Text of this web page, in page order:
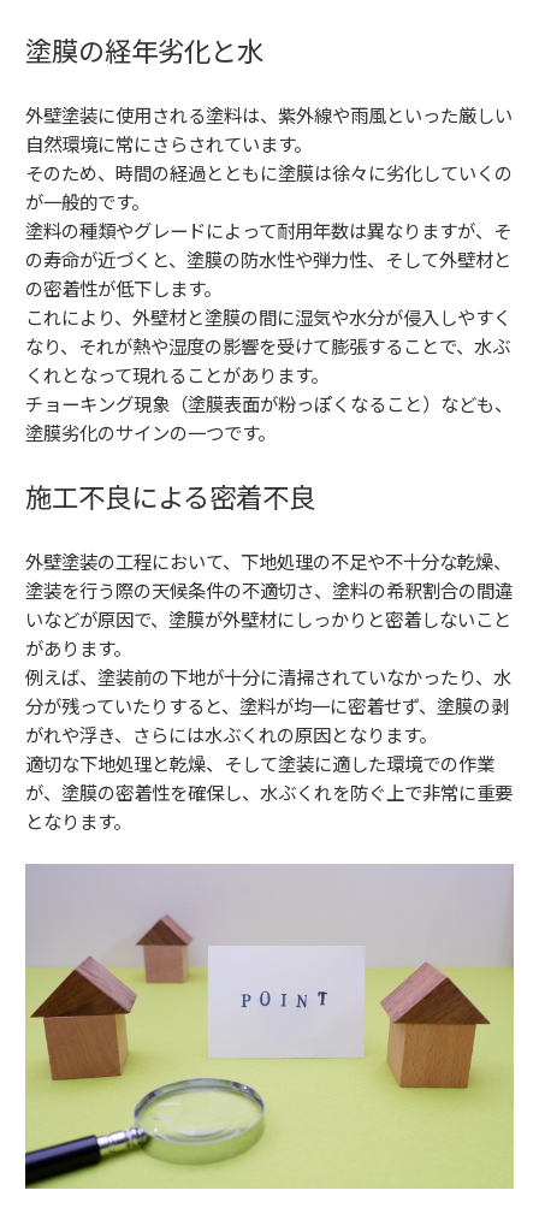
塗膜の経年劣化と水
外壁塗装に使用される塗料は、紫外線や雨風といった厳しい
自然環境に常にさらされています。
そのため、時間の経過とともに塗膜は徐々に劣化していくの
が一般的です。
塗料の種類やグレードによって耐用年数は異なりますが、そ
の寿命が近づくと、塗膜の防水性や弾力性、そして外壁材と
の密着性が低下します。
これにより、外壁材と塗膜の間に湿気や水分が侵入しやすく
なり、それが熱や湿度の影響を受けて膨張することで、水ぶ
くれとなって現れることがあります。
チョーキング現象（塗膜表面が粉っぽくなること）なども、
塗膜劣化のサインの一つです。
施工不良による密着不良
外壁塗装の工程において、下地処理の不足や不十分な乾燥、
塗装を行う際の天候条件の不適切さ、塗料の希釈割合の間違
いなどが原因で、塗膜が外壁材にしっかりと密着しないこと
があります。
例えば、塗装前の下地が十分に清掃されていなかったり、水
分が残っていたりすると、塗料が均一に密着せず、塗膜の剥
がれや浮き、さらには水ぶくれの原因となります。
適切な下地処理と乾燥、そして塗装に適した環境での作業
が、塗膜の密着性を確保し、水ぶくれを防ぐ上で非常に重要
となります。